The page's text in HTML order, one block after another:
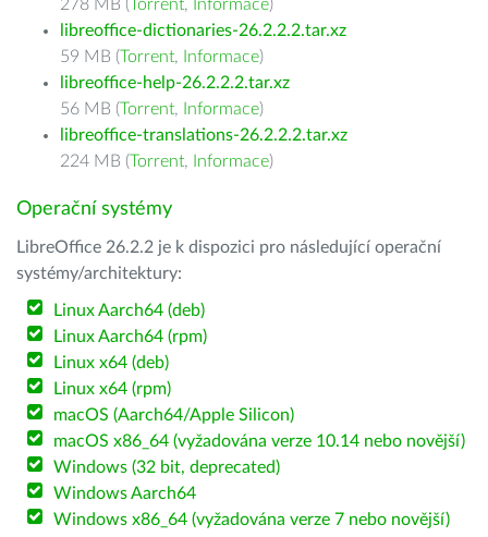
278 MB (Torrent, Informace)
libreoffice-dictionaries-26.2.2.2.tar.xz
59 MB (Torrent, Informace)
libreoffice-help-26.2.2.2.tar.xz
56 MB (Torrent, Informace)
libreoffice-translations-26.2.2.2.tar.xz
224 MB (Torrent, Informace)
Operační systémy
LibreOffice 26.2.2 je k dispozici pro následující operační
systémy/architektury:
Linux Aarch64 (deb)
Linux Aarch64 (rpm)
Linux x64 (deb)
Linux x64 (rpm)
macOS (Aarch64/Apple Silicon)
macOS x86_64 (vyžadována verze 10.14 nebo novější)
Windows (32 bit, deprecated)
Windows Aarch64
Windows x86_64 (vyžadována verze 7 nebo novější)